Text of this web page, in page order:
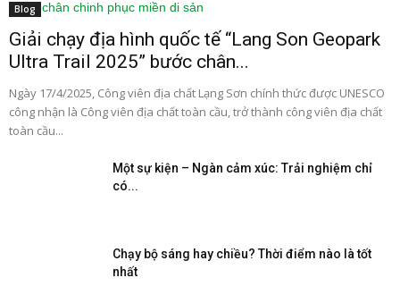
Blog
Giải chạy địa hình quốc tế “Lang Son Geopark
Ultra Trail 2025” bước chân...
Ngày 17/4/2025, Công viên địa chất Lạng Sơn chính thức được UNESCO
công nhận là Công viên địa chất toàn cầu, trở thành công viên địa chất
toàn cầu...
Một sự kiện – Ngàn cảm xúc: Trải nghiệm chỉ
có...
Chạy bộ sáng hay chiều? Thời điểm nào là tốt
nhất